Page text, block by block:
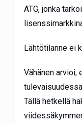
ATG, jonka
Lähtötilanne ei
Vähänen arvioi,
Tällä hetkellä